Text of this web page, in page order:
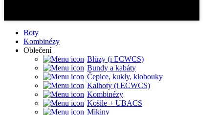
Boty
Kombinézy
Oblečení
Blůzy (i ECWCS)
Bundy a kabáty
Čepice, kukly, klobouky
Kalhoty (i ECWCS)
Kombinézy
Košile + UBACS
Mikiny